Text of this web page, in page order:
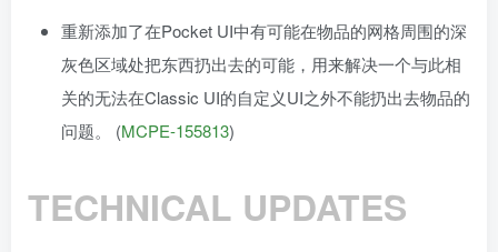
重新添加了在Pocket UI中有可能在物品的网格周围的深
灰色区域处把东西扔出去的可能，用来解决一个与此相
关的无法在Classic UI的自定义UI之外不能扔出去物品的
问题。 (MCPE-155813)
TECHNICAL UPDATES